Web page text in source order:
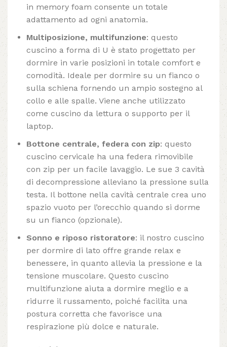
in memory foam consente un totale
adattamento ad ogni anatomia.
Multiposizione, multifunzione: questo
cuscino a forma di U è stato progettato per
dormire in varie posizioni in totale comfort e
comodità. Ideale per dormire su un fianco o
sulla schiena fornendo un ampio sostegno al
collo e alle spalle. Viene anche utilizzato
come cuscino da lettura o supporto per il
laptop.
Bottone centrale, federa con zip: questo
cuscino cervicale ha una federa rimovibile
con zip per un facile lavaggio. Le sue 3 cavità
di decompressione alleviano la pressione sulla
testa. Il bottone nella cavità centrale crea uno
spazio vuoto per l’orecchio quando si dorme
su un fianco (opzionale).
Sonno e riposo ristoratore: il nostro cuscino
per dormire di lato offre grande relax e
benessere, in quanto allevia la pressione e la
tensione muscolare. Questo cuscino
multifunzione aiuta a dormire meglio e a
ridurre il russamento, poiché facilita una
postura corretta che favorisce una
respirazione più dolce e naturale.